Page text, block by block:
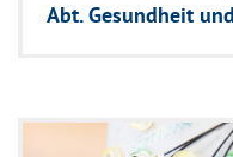
Abt. Gesundheit